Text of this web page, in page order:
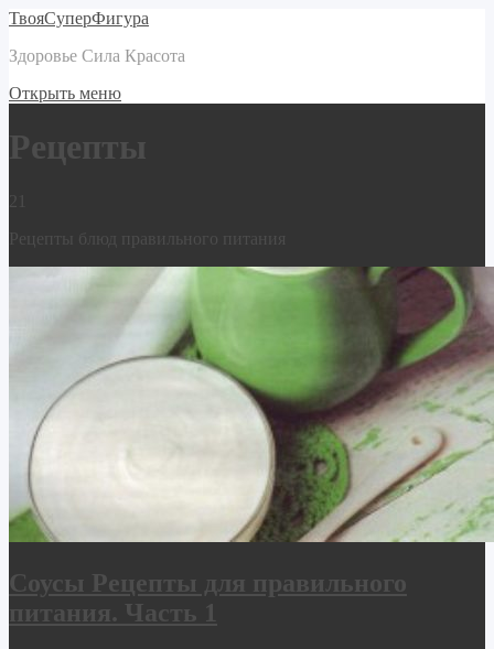
ТвояСуперФигура
Здоровье Сила Красота
Открыть меню
Рецепты
Рецепты блюд правильного питания
Соусы Рецепты для правильного
питания. Часть 1